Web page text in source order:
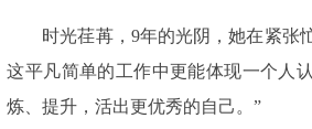
时光荏苒，9年的光阴，她在紧张
这平凡简单的工作中更能体现一个人
炼、提升，活出更优秀的自己。”